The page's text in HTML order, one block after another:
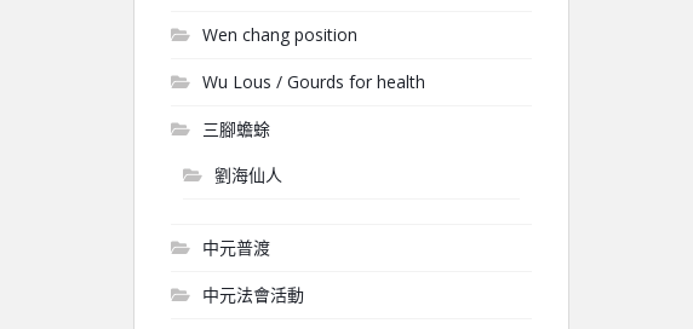
Wen chang position
Wu Lous / Gourds for health
三腳蟾蜍
劉海仙人
中元普渡
中元法會活動